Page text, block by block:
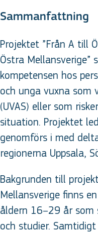
Sammanfattning
Projektet ”Från A till
Östra
kompetensen hos
och unga vuxna som
(UVAS) eller som
situation. Projektet
genomförs i med
regionerna Uppsala,
Bakgrunden till
Mellansverige finns
åldern 16–29 år
och studier.